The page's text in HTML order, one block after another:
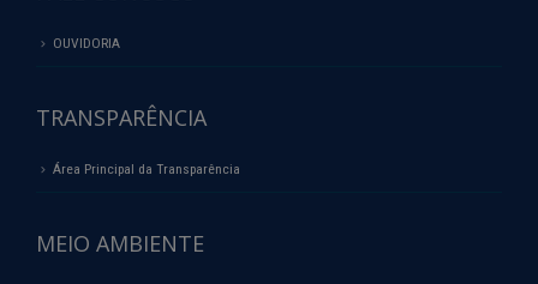
OUVIDORIA
TRANSPARÊNCIA
Área Principal da Transparência
MEIO AMBIENTE